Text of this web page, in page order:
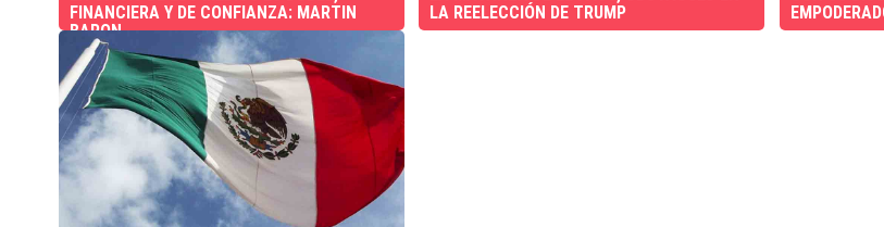
FINANCIERA Y DE CONFIANZA: MARTIN
BARON
LA REELECCIÓN DE TRUMP